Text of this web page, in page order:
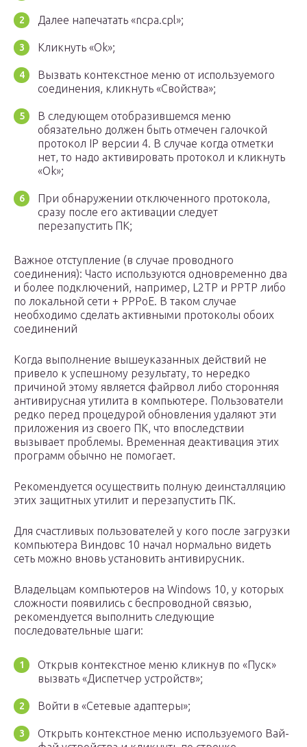
Далее напечатать «ncpa.cpl»;
Кликнуть «Ok»;
Вызвать контекстное меню от используемого
соединения, кликнуть «Свойства»;
В следующем отобразившемся меню
обязательно должен быть отмечен галочкой
протокол IP версии 4. В случае когда отметки
нет, то надо активировать протокол и кликнуть
«Ok»;
При обнаружении отключенного протокола,
сразу после его активации следует
перезапустить ПК;
Важное отступление (в случае проводного
соединения): Часто используются одновременно два
и более подключений, например, L2TP и PPTP либо
по локальной сети + PPPoE. В таком случае
необходимо сделать активными протоколы обоих
соединений
Когда выполнение вышеуказанных действий не
привело к успешному результату, то нередко
причиной этому является файрвол либо сторонняя
антивирусная утилита в компьютере. Пользователи
редко перед процедурой обновления удаляют эти
приложения из своего ПК, что впоследствии
вызывает проблемы. Временная деактивация этих
программ обычно не помогает.
Рекомендуется осуществить полную деинсталляцию
этих защитных утилит и перезапустить ПК.
Для счастливых пользователей у кого после загрузки
компьютера Виндовс 10 начал нормально видеть
сеть можно вновь установить антивирусник.
Владельцам компьютеров на Windows 10, у которых
сложности появились с беспроводной связью,
рекомендуется выполнить следующие
последовательные шаги:
Открыв контекстное меню кликнув по «Пуск»
вызвать «Диспетчер устройств»;
Войти в «Сетевые адаптеры»;
Открыть контекстное меню используемого Вай-